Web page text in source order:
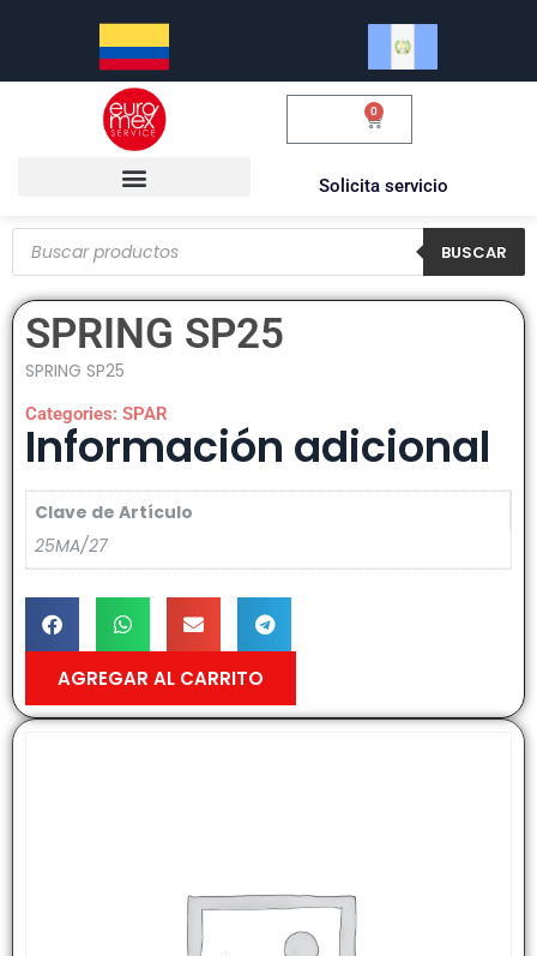
0
Solicita servicio
BUSCAR
SPRING SP25
SPRING SP25
Categories: SPAR
Información adicional
Clave de Artículo
25MA/27
AGREGAR AL CARRITO